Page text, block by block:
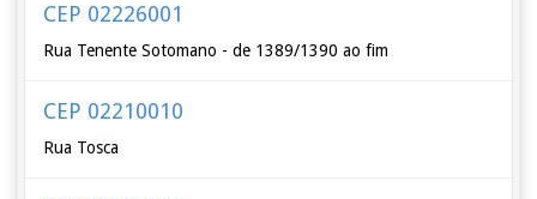
CEP 02226001
Rua Tenente Sotomano - de 1389/1390 ao fim
CEP 02210010
Rua Tosca